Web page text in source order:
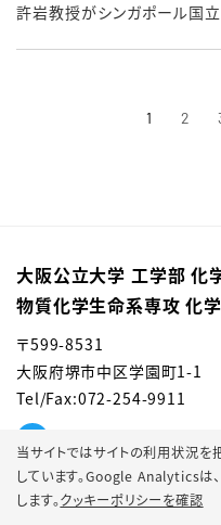
許岩教授がシンガポール国
1 2
当サイトではサイトの利用状況
しています。Google Analyticsは、
します。クッキーポリシーを確認
大阪公立大学 工学部 化
物質化学⽣命系専攻 化
〒599-8531
大阪府堺市中区学園町1-1
Tel/Fax:072-254-9911